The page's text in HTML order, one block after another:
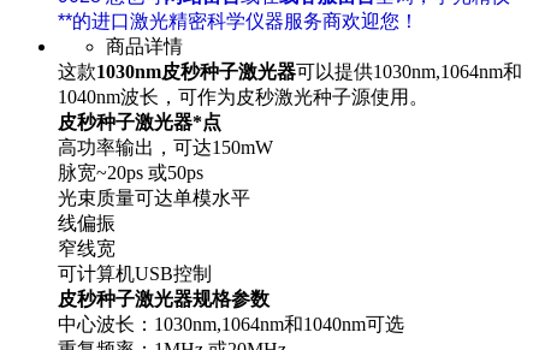
**的进口激光精密科学仪器服务商欢迎您！
商品详情
这款1030nm皮秒种子激光器可以提供1030nm,1064nm和
1040nm波长，可作为皮秒激光种子源使用。
皮秒种子激光器*点
高功率输出，可达150mW
脉宽~20ps 或50ps
光束质量可达单模水平
线偏振
窄线宽
可计算机USB控制
皮秒种子激光器规格参数
中心波长：1030nm,1064nm和1040nm可选